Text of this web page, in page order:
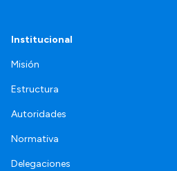
Institucional
Misión
Estructura
Autoridades
Normativa
Delegaciones